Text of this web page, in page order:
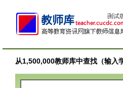
从1,500,000教师库中查找（输入